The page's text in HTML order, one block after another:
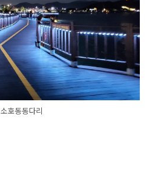
소호동동다리